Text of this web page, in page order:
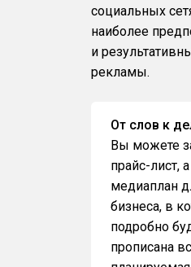
социальных
наиболее
и
рекламы.
От слов к
Вы можете
прайс-лист,
медиаплан
бизнеса, в
подробно
прописана